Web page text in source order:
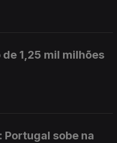
1,25 mil milhões
sobe na